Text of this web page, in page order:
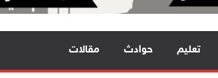
تعليم حوادث مقالات